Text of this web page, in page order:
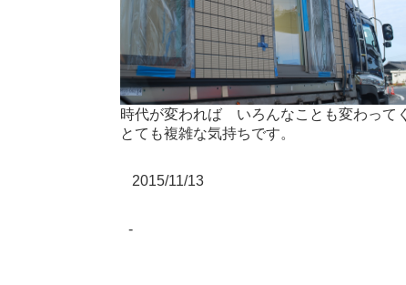
時代が変われば いろんなことも変わって
とても複雑な気持ちです。
2015/11/13
-